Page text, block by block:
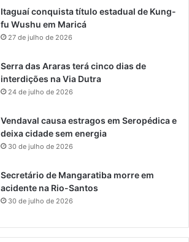
Itaguaí conquista título estadual de Kung-
fu Wushu em Maricá
27 de julho de 2026
Serra das Araras terá cinco dias de
interdições na Via Dutra
24 de julho de 2026
Vendaval causa estragos em Seropédica e
deixa cidade sem energia
30 de julho de 2026
Secretário de Mangaratiba morre em
acidente na Rio-Santos
30 de julho de 2026